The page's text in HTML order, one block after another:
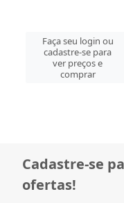
Faça seu login ou
cadastre-se para
ver preços e
comprar
Cadastre-se
ofertas!